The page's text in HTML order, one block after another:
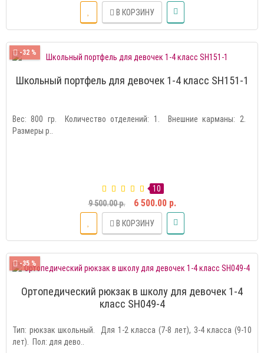
В КОРЗИНУ
-32 %
Школьный портфель для девочек 1-4 класс SH151-1
Вес: 800 гр. Количество отделений: 1. Внешние карманы: 2.
Размеры р..
10
9 500.00 р.
6 500.00 р.
В КОРЗИНУ
-35 %
Ортопедический рюкзак в школу для девочек 1-4
класс SH049-4
Тип: рюкзак школьный. Для 1-2 класса (7-8 лет), 3-4 класса (9-10
лет). Пол: для дево..